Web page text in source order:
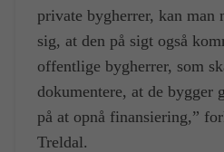
private bygherrer, kan man
sig, at den på sigt også
offentlige bygherrer, som
dokumentere, at de bygger
på at opnå finansiering,”
Treldal.